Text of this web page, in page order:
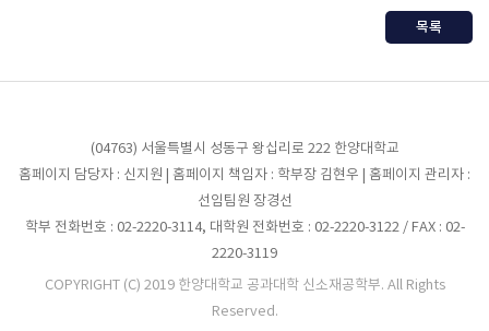
목록
(04763) 서울특별시 성동구 왕십리로 222 한양대학교
홈페이지 담당자 : 신지원 | 홈페이지 책임자 : 학부장 김현우 | 홈페이지 관리자 :
선임팀원 장경선
학부 전화번호 : 02-2220-3114, 대학원 전화번호 : 02-2220-3122 / FAX : 02-
2220-3119
COPYRIGHT (C) 2019 한양대학교 공과대학 신소재공학부. All Rights
Reserved.